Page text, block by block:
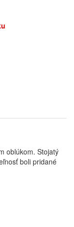
oblúkom. Stojatý
boli pridané